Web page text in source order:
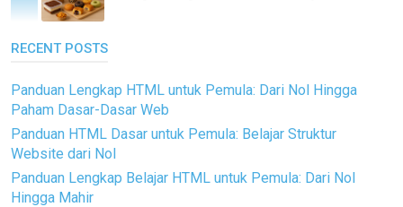
RECENT POSTS
Panduan Lengkap HTML untuk Pemula: Dari Nol Hingga
Paham Dasar-Dasar Web
Panduan HTML Dasar untuk Pemula: Belajar Struktur
Website dari Nol
Panduan Lengkap Belajar HTML untuk Pemula: Dari Nol
Hingga Mahir